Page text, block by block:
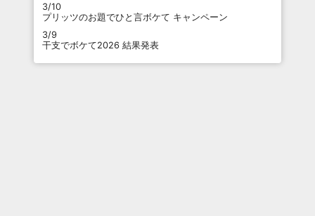
3/10
プリッツのお題でひと言ボケて キャンペーン
3/9
干支でボケて2026 結果発表